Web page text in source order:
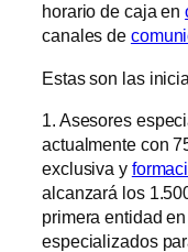
horario de caja en
canales de
Estas son las
1. Asesores
actualmente con
exclusiva y
alcanzará los
primera entidad
especializados